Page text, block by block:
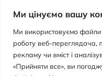
Ми цінуємо вашу
Ми використовуємо
роботу веб-переглядача,
рекламу чи вміст і
«Прийняти все», ви
Видавництва на
Політика
Публічна оферта